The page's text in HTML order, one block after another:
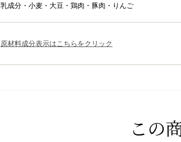
乳成分・小麦・大豆・鶏肉・豚肉・りんご
原材料成分表示はこちらをクリック
この